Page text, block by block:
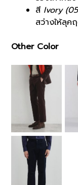
สี Ivory
สว่างให้ลุค
Other Color